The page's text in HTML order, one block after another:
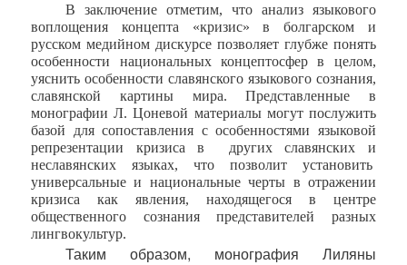
В заключение отметим, что анализ языкового
воплощения концепта «кризис» в болгарском и
русском медийном дискурсе позволяет глубже понять
особенности национальных концептосфер в целом,
уяснить особенности славянского языкового сознания,
славянской картины мира. Представленные в
монографии Л. Цоневой материалы могут послужить
базой для сопоставления с особенностями языковой
репрезентации кризиса в
других славянских и
неславянских языках, что позволит установить
универсальные и национальные черты в отражении
кризиса как явления, находящегося в центре
общественного сознания представителей разных
лингвокультур.
Таким образом, монография Лиляны